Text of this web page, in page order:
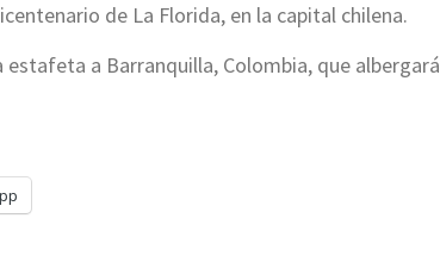
de La Florida, en la capital chilena.
estafeta a Barranquilla, Colombia, que albergará